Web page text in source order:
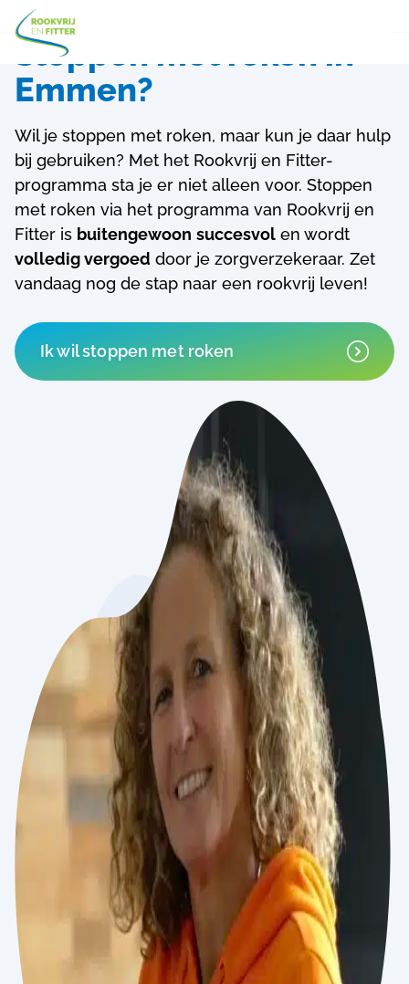
Stoppen met roken in
Emmen?
Wil je stoppen met roken, maar kun je daar hulp
bij gebruiken? Met het Rookvrij en Fitter-
programma sta je er niet alleen voor. Stoppen
met roken via het programma van Rookvrij en
Fitter is buitengewoon succesvol en wordt
volledig vergoed door je zorgverzekeraar. Zet
vandaag nog de stap naar een rookvrij leven!
Ik wil stoppen met roken